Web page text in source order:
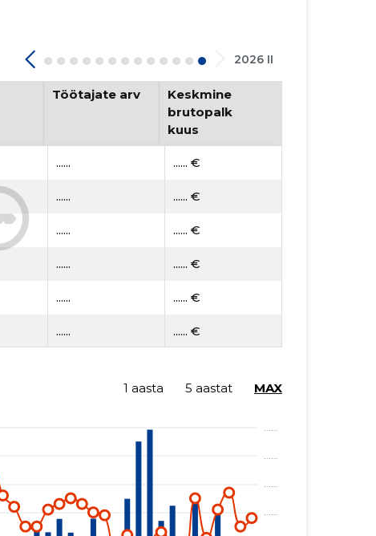
2026 II
Töötajate arv
Keskmine
brutopalk
kuus
...... ...... €
...... ...... €
...... ...... €
...... ...... €
...... ...... €
...... ...... €
1 aasta 5 aastat MAX